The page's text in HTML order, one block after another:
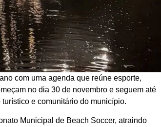
com uma agenda que reúne esporte,
no dia 30 de novembro e seguem até
e comunitário do município.
Municipal de Beach Soccer, atraindo